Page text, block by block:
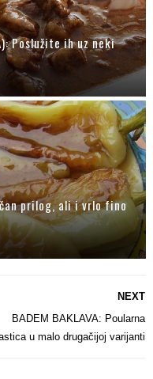
Poslužite ih uz neki
prilog, ali i vrlo fino
NEXT
BADEM BAKLAVA: Poularna
u malo drugačijoj varijanti